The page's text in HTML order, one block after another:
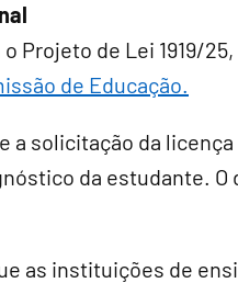
Projeto de Lei 1919/
de Educação.
a solicitação da
da estudante.
as instituições de